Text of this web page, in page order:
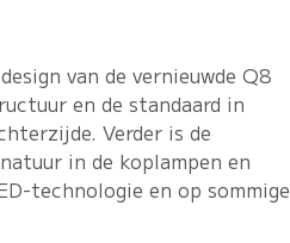
van de vernieuwde Q8
en de standaard in
Verder is de
in de koplampen en
technologie en op sommige